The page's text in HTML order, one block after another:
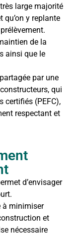
large majorité
qu’on y replante
de la
ainsi que le
par une
qui
certifiés (PEFC),
respectant et
d’envisager
à minimiser
et
nécessaire